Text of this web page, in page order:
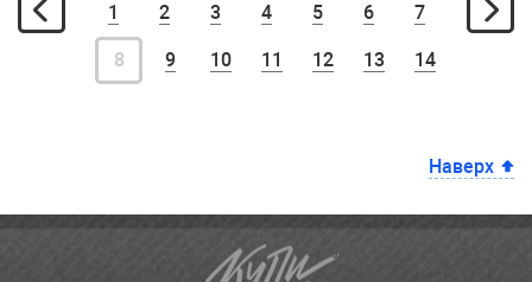
1 2 3 4 5 6 7
8 9 10 11 12 13 14
Наверх